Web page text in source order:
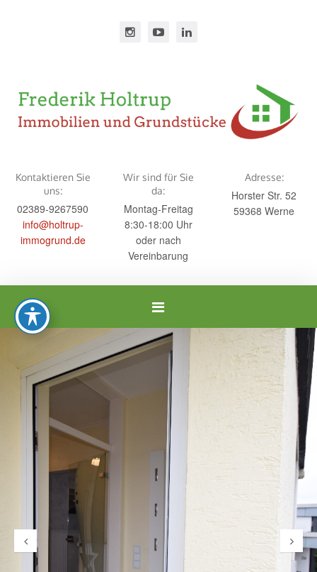
Kontaktieren Sie
uns:
02389-9267590
info@holtrup-
immogrund.de
Wir sind für Sie
da:
Montag-Freitag
8:30-18:00 Uhr
oder nach
Vereinbarung
Adresse:
Horster Str. 52
59368 Werne
Navigation
umschalten